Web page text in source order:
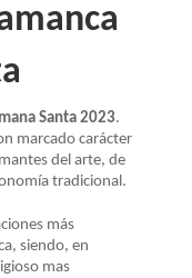
Santa 2023.
marcado carácter
del arte, de
tradicional.
más
siendo, en
mas